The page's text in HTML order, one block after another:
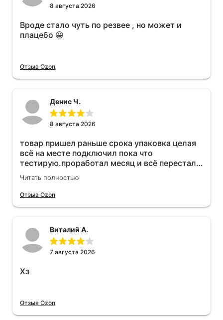
8 августа 2026
Вроде стало чуть по резвее , но может и
плацебо 😀
Отзыв Ozon
Денис Ч.
8 августа 2026
товар пришел раньше срока упаковка целая
всё на месте подключил пока что
тестирую.проработал месяц и всё перестал
работать прибавился расход топлива , очень
жаль деньги на ветер
Читать полностью
Отзыв Ozon
Виталий А.
7 августа 2026
Хз
Отзыв Ozon